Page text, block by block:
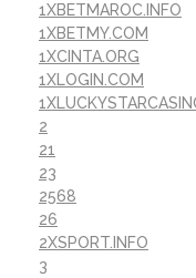
1XBETMAROC.INFO
1XBETMY.COM
1XCINTA.ORG
1XLOGIN.COM
2
21
23
2568
26
2XSPORT.INFO
3